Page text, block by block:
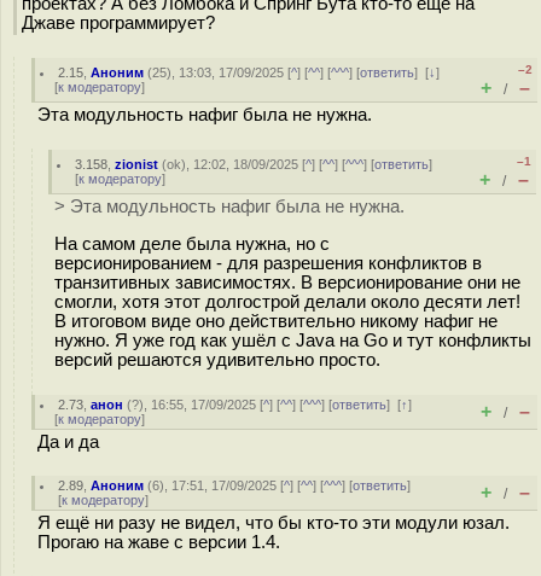
Джаве программирует?
2.15 ,Аноним (25), 13:03, 17/09/2025 [^] [^^] [^^^] [ответить][↓]
[к модератору]
–2
+ / –
Эта модульность нафиг была не нужна.
3.158 ,zionist (ok), 12:02, 18/09/2025 [^] [^^] [^^^] [ответить]
[к модератору]
–1
+ / –
> Эта модульность нафиг была не нужна.
На самом деле была нужна, но с
версионированием - для разрешения конфликтов в
транзитивных зависимостях. В версионирование они не
смогли, хотя этот долгострой делали около десяти лет!
В итоговом виде оно действительно никому нафиг не
нужно. Я уже год как ушёл с Java на Go и тут конфликты
версий решаются удивительно просто.
2.73 ,анон (?), 16:55, 17/09/2025 [^] [^^] [^^^] [ответить][↑]
[к модератору] + / –
Да и да
2.89 ,Аноним (6), 17:51, 17/09/2025 [^] [^^] [^^^] [ответить]
[к модератору] + / –
Я ещё ни разу не видел, что бы кто-то эти модули юзал.
Прогаю на жаве с версии 1.4.